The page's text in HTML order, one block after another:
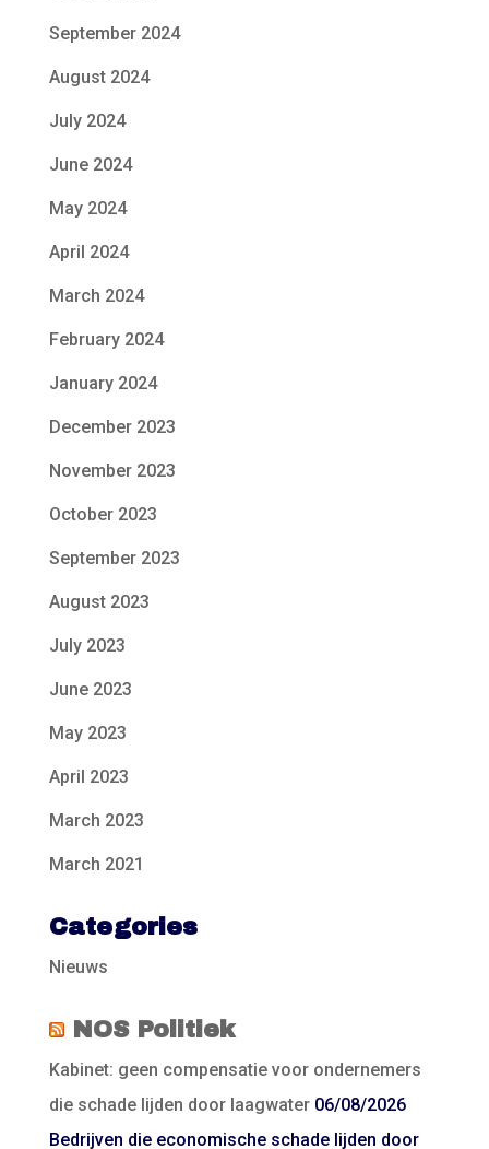
September 2024
August 2024
July 2024
June 2024
May 2024
April 2024
March 2024
February 2024
January 2024
December 2023
November 2023
October 2023
September 2023
August 2023
July 2023
June 2023
May 2023
April 2023
March 2023
March 2021
Categories
Nieuws
NOS Politiek
Kabinet: geen compensatie voor ondernemers
die schade lijden door laagwater 06/08/2026
Bedrijven die economische schade lijden door